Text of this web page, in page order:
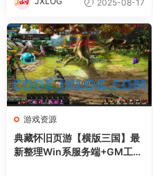
2025-08-17
游戏资源
典藏怀旧页游【横版三国】最
新整理Win系服务端+GM工具